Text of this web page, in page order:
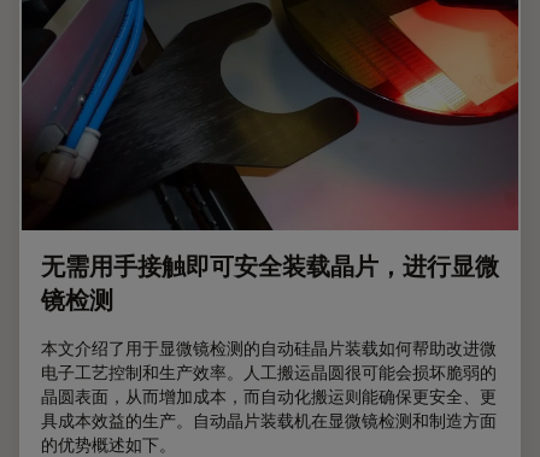
无需用手接触即可安全装载晶片，进行显微
镜检测
本文介绍了用于显微镜检测的自动硅晶片装载如何帮助改进微
电子工艺控制和生产效率。人工搬运晶圆很可能会损坏脆弱的
晶圆表面，从而增加成本，而自动化搬运则能确保更安全、更
具成本效益的生产。自动晶片装载机在显微镜检测和制造方面
的优势概述如下。